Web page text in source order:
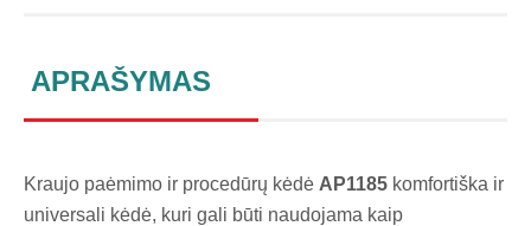
APRAŠYMAS
Kraujo paėmimo ir procedūrų kėdė AP1185 komfortiška ir
universali kėdė, kuri gali būti naudojama kaip